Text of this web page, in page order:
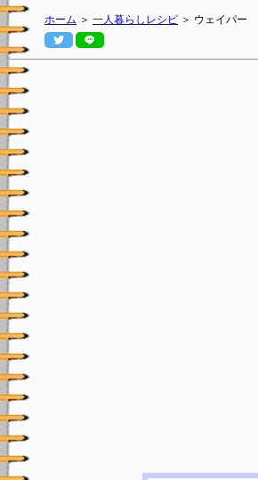
ホーム ＞ 一人暮らしレシピ ＞ ウェイパー